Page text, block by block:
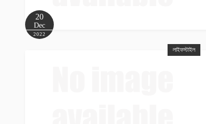
20
Dec
2022
লাইফস্টাইল